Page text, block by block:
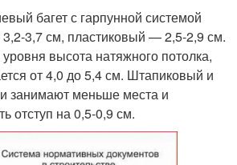
багет с гарпунной системой
3,2-3,7 см, пластиковый — 2,5-2,9 см.
высота натяжного потолка,
от 4,0 до 5,4 см. Штапиковый и
занимают меньше места и
отступ на 0,5-0,9 см.